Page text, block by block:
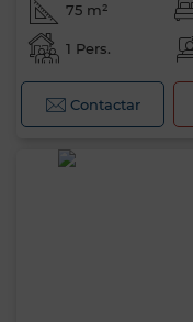
75 m²
1 Pers.
Contactar